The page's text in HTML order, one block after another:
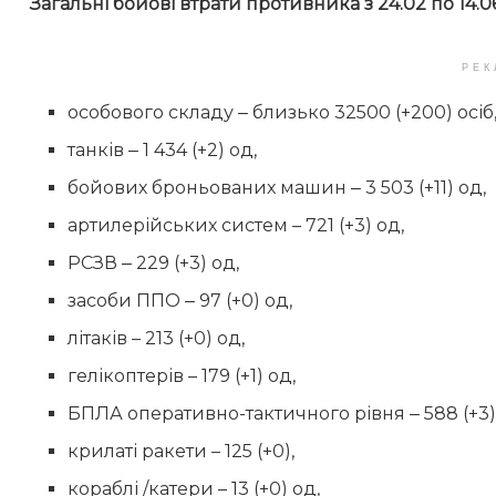
особового складу ‒ близько 32500 (+200) осіб,
танків ‒ 1 434 (+2) од,
бойових броньованих машин ‒ 3 503 (+11) од,
артилерійських систем – 721 (+3) од,
РСЗВ ‒ 229 (+3) од,
засоби ППО ‒ 97 (+0) од,
літаків – 213 (+0) од,
гелікоптерів – 179 (+1) од,
БПЛА оперативно-тактичного рівня ‒ 588
крилаті ракети – 125 (+0),
кораблі /катери – 13 (+0) од,